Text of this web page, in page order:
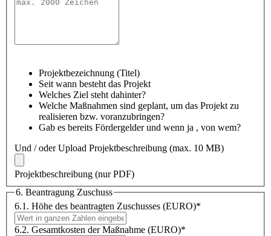
Projektbezeichnung (Titel)
Seit wann besteht das Projekt
Welches Ziel steht dahinter?
Welche Maßnahmen sind geplant, um das Projekt zu
realisieren bzw. voranzubringen?
Gab es bereits Fördergelder und wenn ja , von wem?
Und / oder Upload Projektbeschreibung (max. 10 MB)
Projektbeschreibung (nur PDF)
6. Beantragung Zuschuss
6.1. Höhe des beantragten Zuschusses (EURO)*
6.2. Gesamtkosten der Maßnahme (EURO)*